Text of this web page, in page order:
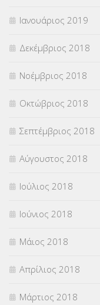
Ιανουάριος 2019
Δεκέμβριος 2018
Νοέμβριος 2018
Οκτώβριος 2018
Σεπτέμβριος 2018
Αύγουστος 2018
Ιούλιος 2018
Ιούνιος 2018
Μάιος 2018
Απρίλιος 2018
Μάρτιος 2018